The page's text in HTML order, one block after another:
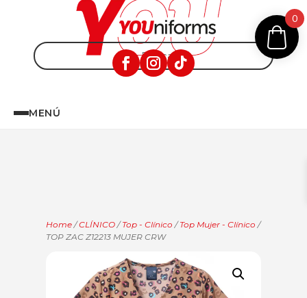
MENÚ
Home /CLÍNICO /Top - Clínico /Top Mujer - Clínico /
TOP ZAC Z12213 MUJER CRW
0